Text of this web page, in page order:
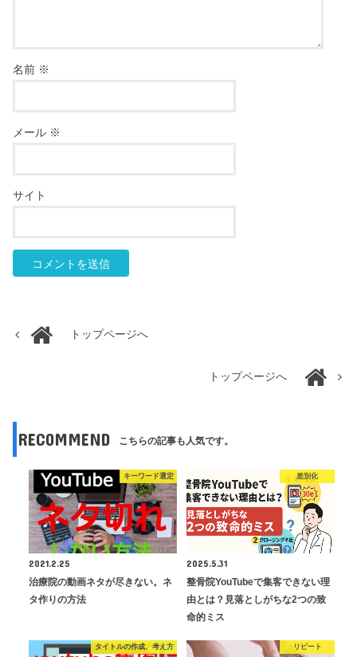
名前 ※
メール ※
サイト
トップページへ
トップページへ
RECOMMEND こちらの記事も人気です。
キーワード選定
2021.2.25
治療院の動画ネタが尽きない。ネ
タ作りの方法
差別化
2025.5.31
整骨院YouTubeで集客できない理
由とは？見落としがちな2つの致
命的ミス
タイトルの作成、考え方 リピート